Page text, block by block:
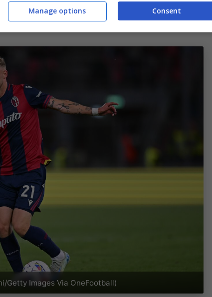
del danese nello sviluppo di gioco è ben
lo sostituirà stasera.
Getty Images Via OneFootball)
Consent
Manage options